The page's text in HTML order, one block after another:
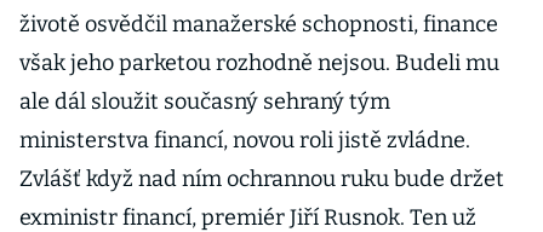
životě osvědčil manažerské schopnosti, finance
však jeho parketou rozhodně nejsou. Budeli mu
ale dál sloužit současný sehraný tým
ministerstva financí, novou roli jistě zvládne.
Zvlášť když nad ním ochrannou ruku bude držet
exministr financí, premiér Jiří Rusnok. Ten už